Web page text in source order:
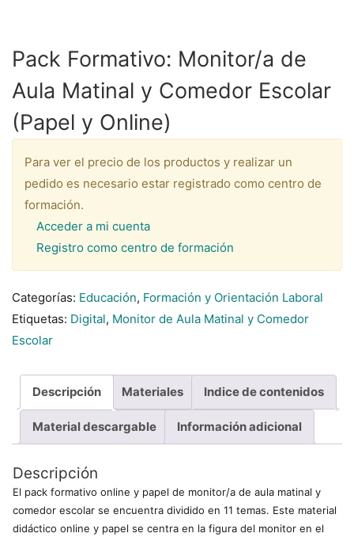
Pack Formativo: Monitor/a de
Aula Matinal y Comedor Escolar
(Papel y Online)
Para ver el precio de los productos y realizar un
pedido es necesario estar registrado como centro de
formación.
Acceder a mi cuenta
Registro como centro de formación
Categorías: Educación, Formación y Orientación Laboral
Etiquetas: Digital, Monitor de Aula Matinal y Comedor
Escolar
Descripción Materiales Indice de contenidos
Material descargable Información adicional
Descripción
El pack formativo online y papel de monitor/a de aula matinal y
comedor escolar se encuentra dividido en 11 temas. Este material
didáctico online y papel se centra en la figura del monitor en el